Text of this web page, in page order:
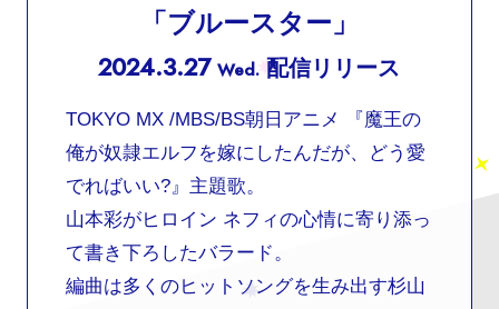
「ブルースター」
2024.3.27Wed.配信リリース
TOKYO MX /MBS/BS朝日アニメ 『魔王の
俺が奴隷エルフを嫁にしたんだが、どう愛
でればいい?』主題歌。
山本彩がヒロイン ネフィの心情に寄り添っ
て書き下ろしたバラード。
編曲は多くのヒットソングを生み出す杉山